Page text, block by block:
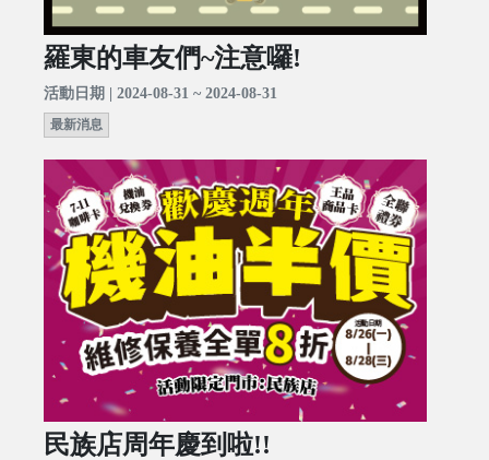
羅東的車友們~注意囉!
活動日期 | 2024-08-31 ~ 2024-08-31
最新消息
民族店周年慶到啦!!